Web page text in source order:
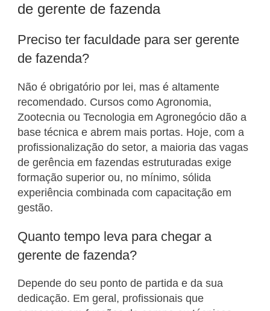
de gerente de fazenda
Preciso ter faculdade para ser gerente
de fazenda?
Não é obrigatório por lei, mas é altamente
recomendado. Cursos como Agronomia,
Zootecnia ou Tecnologia em Agronegócio dão a
base técnica e abrem mais portas. Hoje, com a
profissionalização do setor, a maioria das vagas
de gerência em fazendas estruturadas exige
formação superior ou, no mínimo, sólida
experiência combinada com capacitação em
gestão.
Quanto tempo leva para chegar a
gerente de fazenda?
Depende do seu ponto de partida e da sua
dedicação. Em geral, profissionais que